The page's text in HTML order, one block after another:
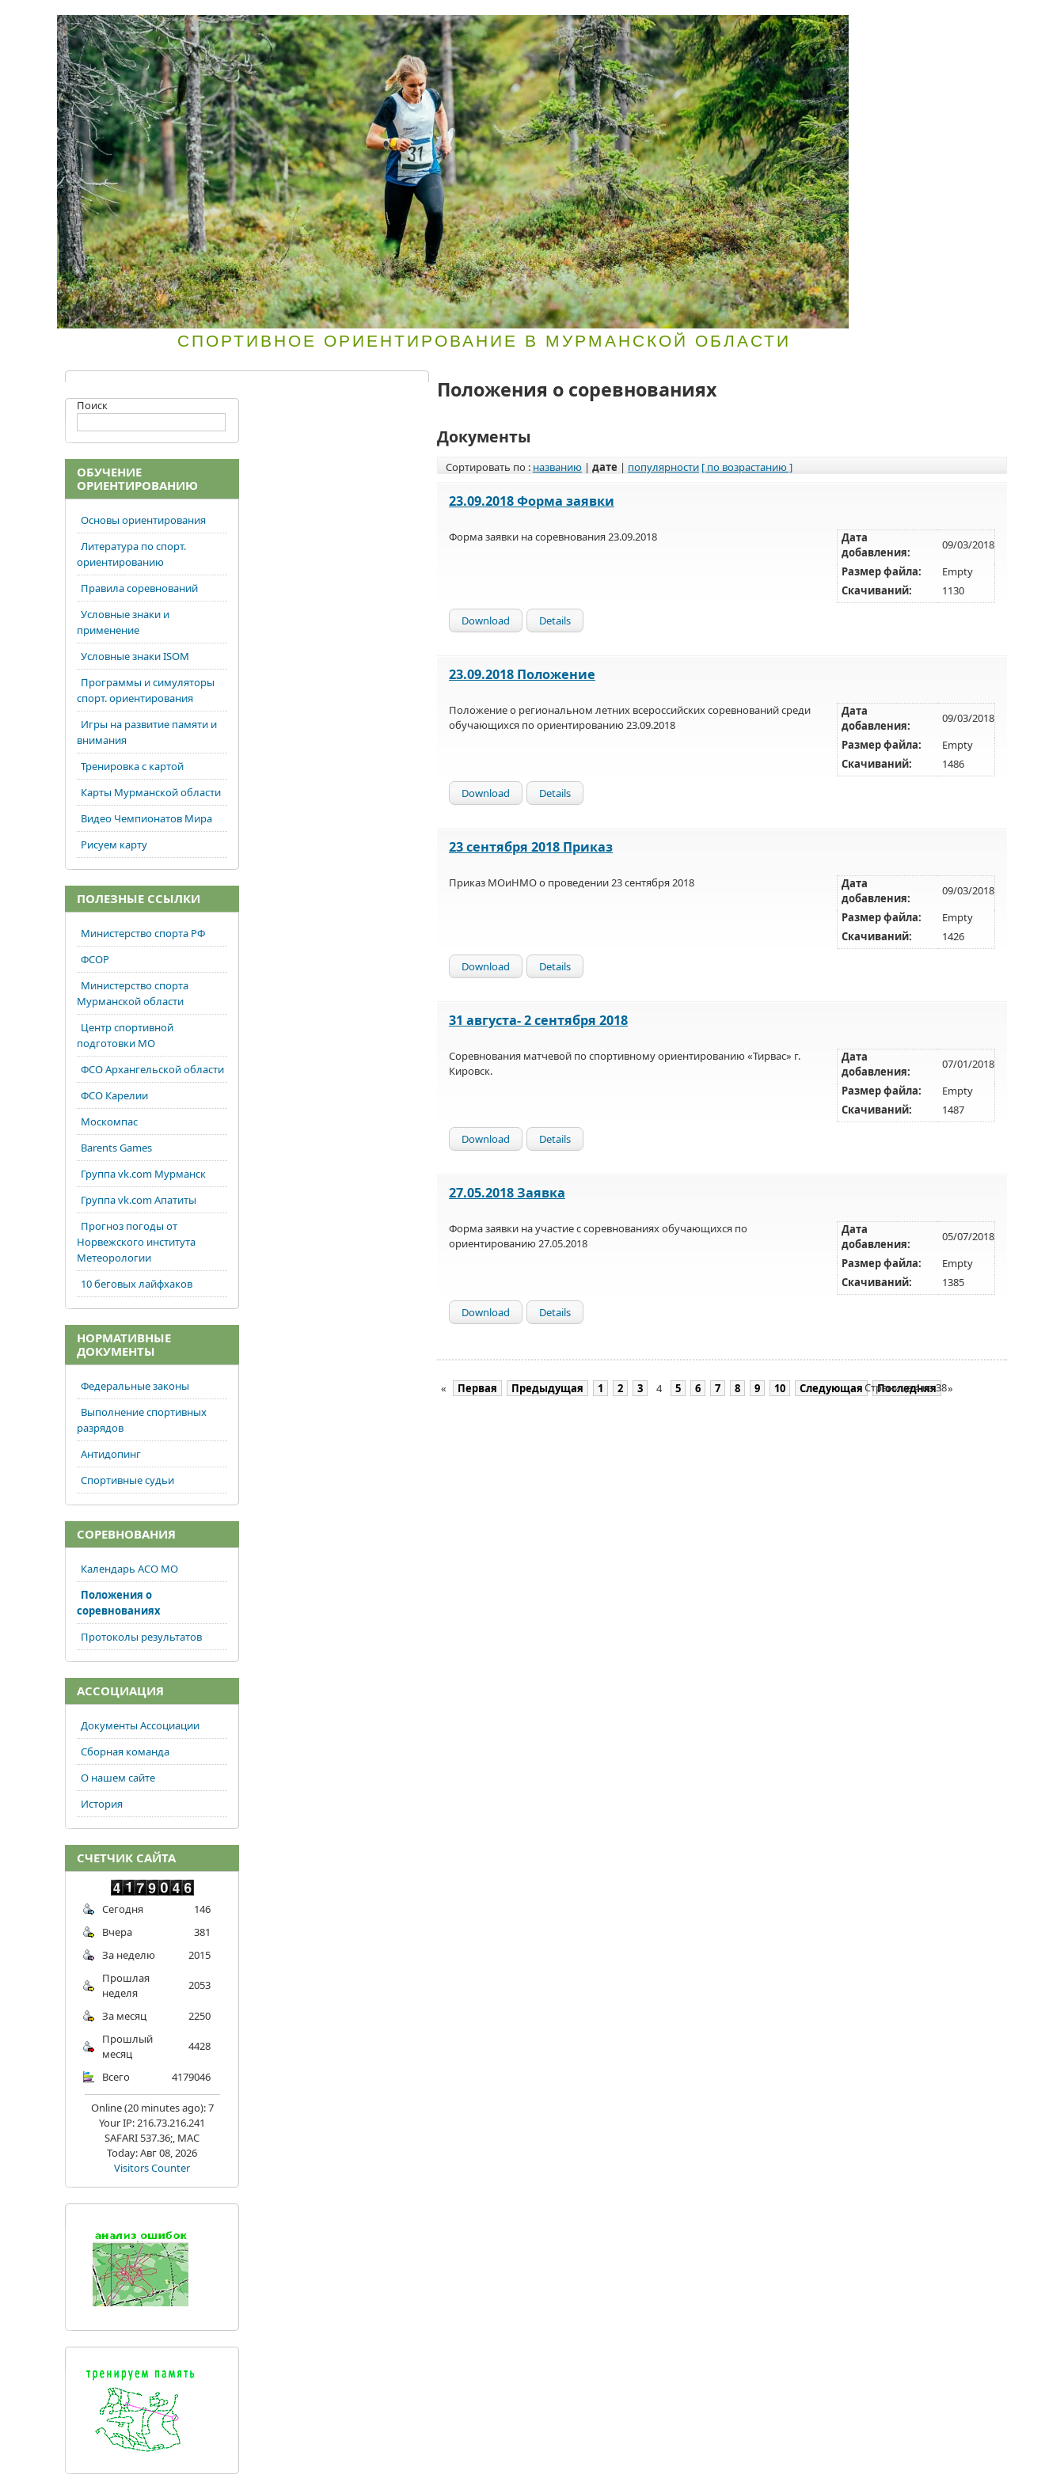
СПОРТИВНОЕ ОРИЕНТИРОВАНИЕ В МУРМАНСКОЙ ОБЛАСТИ
Положения о соревнованиях
Документы
Сортировать по : названию | дате | популярности [ по возрастанию ]
23.09.2018 Форма заявки
Дата
добавления:
09/03/2018
Размер файла:
Empty
Скачиваний:
1130
Форма заявки на соревнования 23.09.2018
Download Details
23.09.2018 Положение
Дата
добавления:
09/03/2018
Размер файла:
Empty
Скачиваний:
1486
Положение о региональном летних всероссийских соревнований среди
обучающихся по ориентированию 23.09.2018
Download Details
23 сентября 2018 Приказ
Дата
добавления:
09/03/2018
Размер файла:
Empty
Скачиваний:
1426
Приказ МОиНМО о проведении 23 сентября 2018
Download Details
31 августа- 2 сентября 2018
Дата
добавления:
07/01/2018
Размер файла:
Empty
Скачиваний:
1487
Соревнования матчевой по спортивному ориентированию «Тирвас» г.
Кировск.
Download Details
27.05.2018 Заявка
Дата
добавления:
05/07/2018
Размер файла:
Empty
Скачиваний:
1385
Форма заявки на участие с соревнованиях обучающихся по
ориентированию 27.05.2018
Download Details
« Первая Предыдущая 1 2 3 4 5 6 7 8 9 10 Следующая Последняя »
Страница 4 из 38
Поиск
ОБУЧЕНИЕ
ОРИЕНТИРОВАНИЮ
Основы ориентирования
Литература по спорт.
ориентированию
Правила соревнований
Условные знаки и
применение
Условные знаки ISOM
Программы и симуляторы
спорт. ориентирования
Игры на развитие памяти и
внимания
Тренировка с картой
Карты Мурманской области
Видео Чемпионатов Мира
Рисуем карту
ПОЛЕЗНЫЕ ССЫЛКИ
Министерство спорта РФ
ФСОР
Министерство спорта
Мурманской области
Центр спортивной
подготовки МО
ФСО Архангельской области
ФСО Карелии
Москомпас
Barents Games
Группа vk.com Мурманск
Группа vk.com Апатиты
Прогноз погоды от
Норвежского института
Метеорологии
10 беговых лайфхаков
НОРМАТИВНЫЕ
ДОКУМЕНТЫ
Федеральные законы
Выполнение спортивных
разрядов
Антидопинг
Спортивные судьи
СОРЕВНОВАНИЯ
Календарь АСО МО
Положения о
соревнованиях
Протоколы результатов
АССОЦИАЦИЯ
Документы Ассоциации
Сборная команда
О нашем сайте
История
СЧЕТЧИК САЙТА
Сегодня
146
Вчера
381
За неделю
2015
Прошлая
неделя
2053
За месяц
2250
Прошлый
месяц
4428
Всего 4179046
Online (20 minutes ago): 7
Your IP: 216.73.216.241
SAFARI 537.36;, MAC
Today: Авг 08, 2026
Visitors Counter